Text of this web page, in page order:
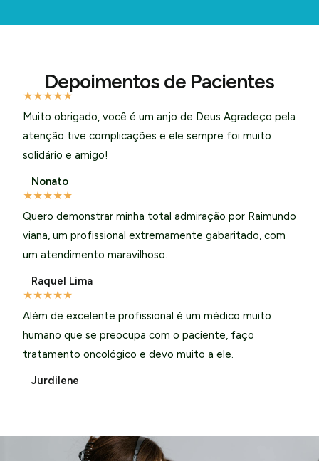
Depoimentos de Pacientes
★★★★★
Muito obrigado, você é um anjo de Deus Agradeço pela
atenção tive complicações e ele sempre foi muito
solidário e amigo!
Nonato
★★★★★
Quero demonstrar minha total admiração por Raimundo
viana, um profissional extremamente gabaritado, com
um atendimento maravilhoso.
Raquel Lima
★★★★★
Além de excelente profissional é um médico muito
humano que se preocupa com o paciente, faço
tratamento oncológico e devo muito a ele.
Jurdilene